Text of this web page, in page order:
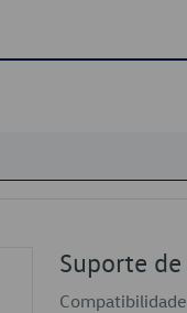
Suporte de